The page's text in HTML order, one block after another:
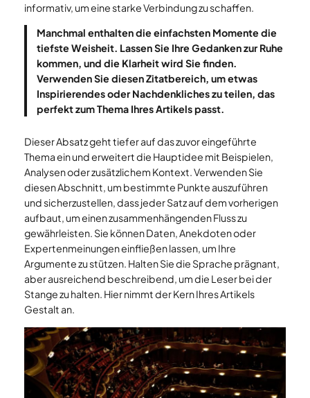
informativ, um eine starke Verbindung zu schaffen.
Manchmal enthalten die einfachsten Momente die
tiefste Weisheit. Lassen Sie Ihre Gedanken zur Ruhe
kommen, und die Klarheit wird Sie finden.
Verwenden Sie diesen Zitatbereich, um etwas
Inspirierendes oder Nachdenkliches zu teilen, das
perfekt zum Thema Ihres Artikels passt.
Dieser Absatz geht tiefer auf das zuvor eingeführte
Thema ein und erweitert die Hauptidee mit Beispielen,
Analysen oder zusätzlichem Kontext. Verwenden Sie
diesen Abschnitt, um bestimmte Punkte auszuführen
und sicherzustellen, dass jeder Satz auf dem vorherigen
aufbaut, um einen zusammenhängenden Fluss zu
gewährleisten. Sie können Daten, Anekdoten oder
Expertenmeinungen einfließen lassen, um Ihre
Argumente zu stützen. Halten Sie die Sprache prägnant,
aber ausreichend beschreibend, um die Leser bei der
Stange zu halten. Hier nimmt der Kern Ihres Artikels
Gestalt an.